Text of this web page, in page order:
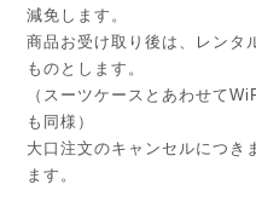
減免します。
商品お受け取り後は、レンタ
ものとします。
（スーツケースとあわせて
も同様）
大口注文のキャンセルにつき
ます。